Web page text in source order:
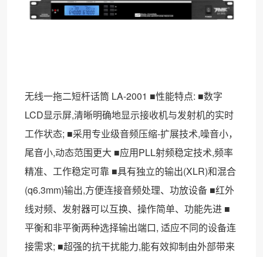
无线一拖二短杆话筒 LA-2001 ■性能特点: ■数字
LCD显示屏,清晰明确地显示接收机与发射机的实时
工作状态; ■采用专业级音频压缩-扩展技术,噪音小，
尾音小,动态范围更大 ■应用PLL射频稳定技术,频率
精准、工作稳定可靠 ■具有独立的输出(XLR)和混合
(q6.3mm)输出,方便连接音频处理、功放设备 ■红外
线对频、发射器可以互换、操作简单、功能先进 ■
平衡和非平衡两种选择输出端口, 适应不同的设备连
接需求; ■超强的抗干扰能力,能有效抑制由外部带来